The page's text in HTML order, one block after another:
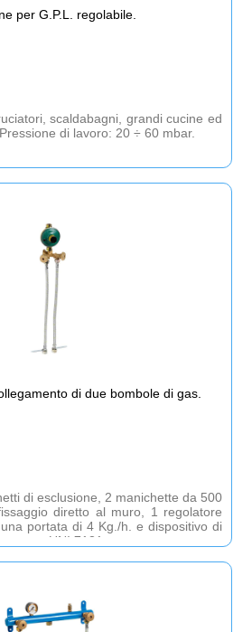
per G.P.L. regolabile.
scaldabagni, grandi cucine ed
di lavoro: 20 ÷ 60 mbar.
di due bombole di gas.
di esclusione, 2 manichette da 500
diretto al muro, 1 regolatore
portata di 4 Kg./h. e dispositivo di
norme UNI 7131